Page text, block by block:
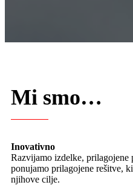
Mi smo…
Inovativno
Razvijamo izdelke, prilagojene
ponujamo prilagojene rešitve,
njihove cilje.